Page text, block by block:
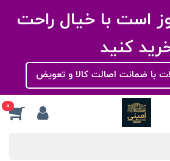
است با خیال راحت
کنید
با ضمانت اصالت کالا و تعویض
0